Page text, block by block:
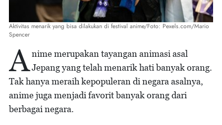
Aktivitas menarik yang bisa dilakukan di festival anime/Foto: Pexels.com/Mario
Spencer
Anime merupakan tayangan animasi asal
Jepang yang telah menarik hati banyak orang.
Tak hanya meraih kepopuleran di negara asalnya,
anime juga menjadi favorit banyak orang dari
berbagai negara.